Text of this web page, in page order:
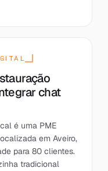
chat
é uma PME
em Aveiro,
para 80 clientes.
tradicional